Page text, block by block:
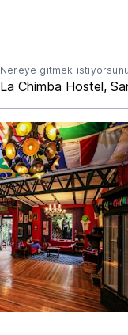
Nereye gitmek